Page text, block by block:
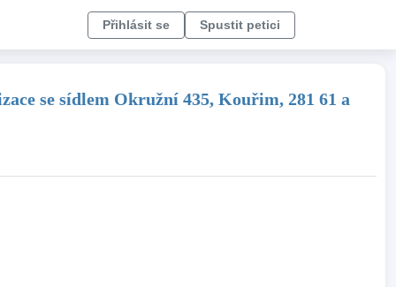
Přihlásit se Spustit petici
se sídlem Okružní 435, Kouřim, 281 61 a